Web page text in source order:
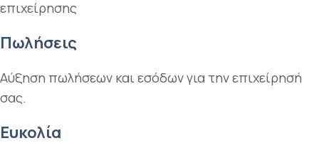
επιχείρησης
Πωλήσεις
Αύξηση πωλήσεων και εσόδων για την επιχείρησή
σας.
Ευκολία